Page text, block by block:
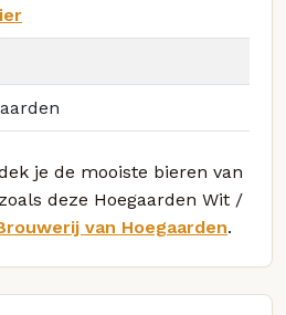
je de mooiste bieren van
deze Hoegaarden Wit /
van Hoegaarden.